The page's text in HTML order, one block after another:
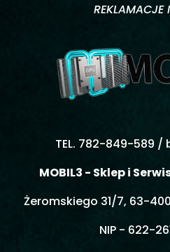
REKLAMACJE
TEL. 782-849-589 /
MOBIL3 - Sklep i
Żeromskiego 31/7, 63-
NIP - 622-